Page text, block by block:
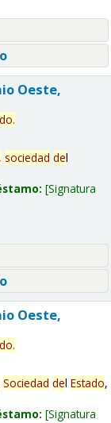
Oeste,
.
sociedad del
Signatura
Oeste,
.
Sociedad del Estado,
Signatura